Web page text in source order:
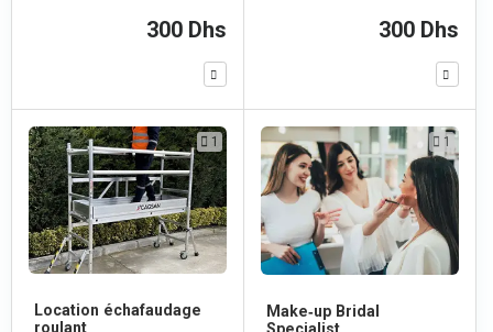
300 Dhs 300 Dhs
1
Location échafaudage
roulant
1
Make‑up Bridal